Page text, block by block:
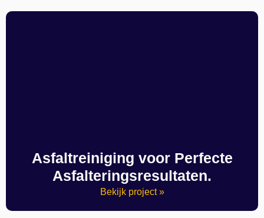
Asfaltreiniging voor Perfecte
Asfalteringsresultaten.
Bekijk project »